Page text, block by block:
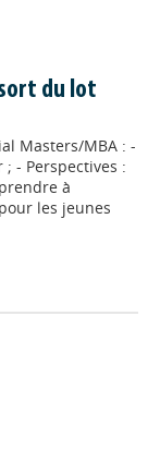
du lot
Masters/MBA : -
- Perspectives :
à
les jeunes